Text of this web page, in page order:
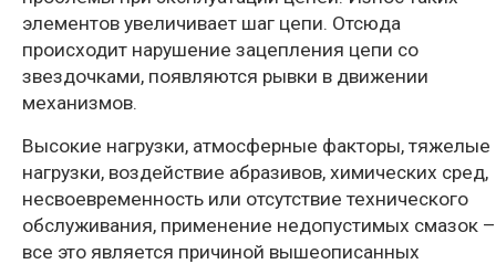
элементов увеличивает шаг цепи. Отсюда
происходит нарушение зацепления цепи со
звездочками, появляются рывки в движении
механизмов.
Высокие нагрузки, атмосферные факторы, тяжелые
нагрузки, воздействие абразивов, химических сред,
несвоевременность или отсутствие технического
обслуживания, применение недопустимых смазок –
все это является причиной вышеописанных